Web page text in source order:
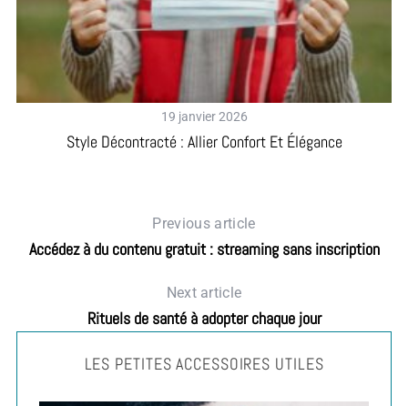
19 janvier 2026
Style Décontracté : Allier Confort Et Élégance
Previous article
Accédez à du contenu gratuit : streaming sans inscription
Next article
Rituels de santé à adopter chaque jour
LES PETITES ACCESSOIRES UTILES